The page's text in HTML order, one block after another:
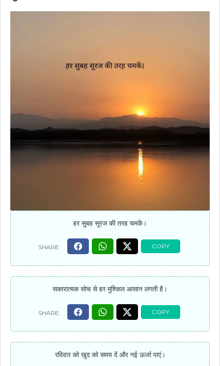
हर सुबह सूरज की तरह चमकें।
सकारात्मक सोच से हर मुश्किल आसान लगती है।
रविवार को खुद को समय दें और नई ऊर्जा पाएं।